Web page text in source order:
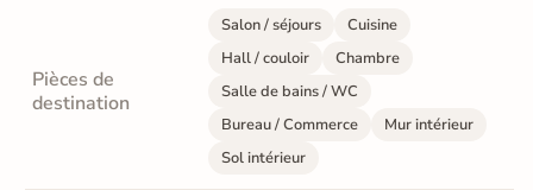
Pièces de
destination
Salon / séjours
Cuisine
Hall / couloir
Chambre
Salle de bains / WC
Bureau / Commerce
Mur intérieur
Sol intérieur